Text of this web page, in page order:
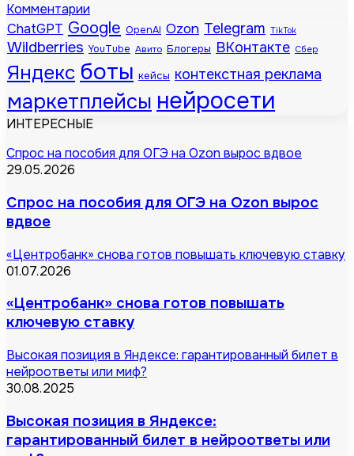
Комментарии
ChatGPT Google OpenAI Ozon Telegram TikTok
Wildberries YouTube Авито Блогеры ВКонтакте Сбер
Яндекс боты кейсы контекстная реклама
маркетплейсы нейросети
ИНТЕРЕСНЫЕ
Спрос на пособия для ОГЭ на Ozon вырос вдвое
29.05.2026
Спрос на пособия для ОГЭ на Ozon вырос
вдвое
«Центробанк» снова готов повышать ключевую ставку
01.07.2026
«Центробанк» снова готов повышать
ключевую ставку
Высокая позиция в Яндексе: гарантированный билет в
нейроответы или миф?
30.08.2025
Высокая позиция в Яндексе:
гарантированный билет в нейроответы или